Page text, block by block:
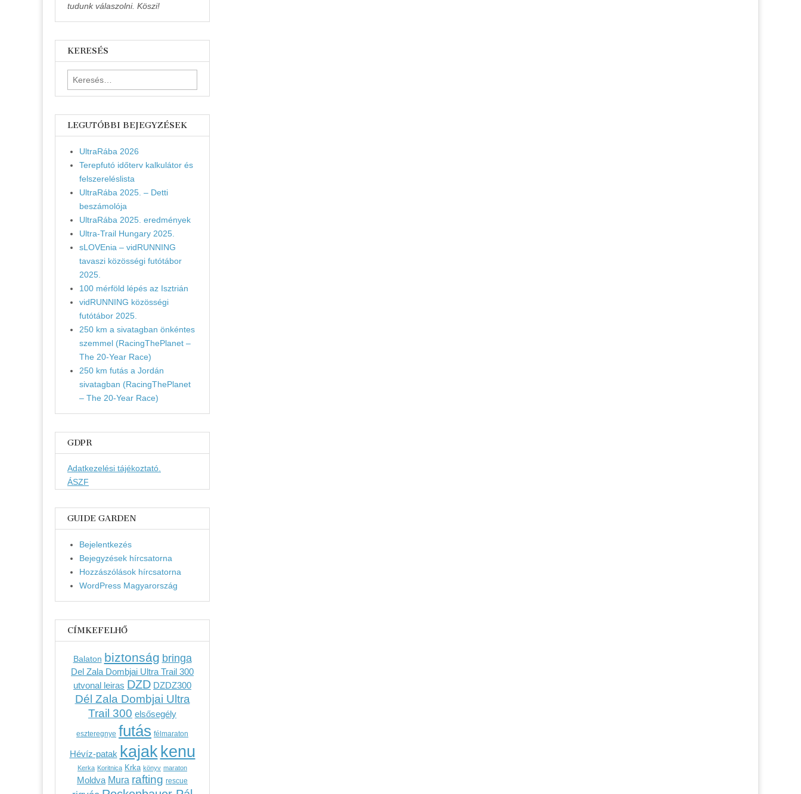
tudunk válaszolni. Köszi!
KERESÉS
Keresés:
LEGUTÓBBI BEJEGYZÉSEK
UltraRába 2026
Terepfutó időterv kalkulátor és
felszereléslista
UltraRába 2025. – Detti
beszámolója
UltraRába 2025. eredmények
Ultra-Trail Hungary 2025.
sLOVEnia – vidRUNNING
tavaszi közösségi futótábor
2025.
100 mérföld lépés az Isztrián
vidRUNNING közösségi
futótábor 2025.
250 km a sivatagban önkéntes
szemmel (RacingThePlanet –
The 20-Year Race)
250 km futás a Jordán
sivatagban (RacingThePlanet
– The 20-Year Race)
GDPR
Adatkezelési tájékoztató.
ÁSZF
GUIDE GARDEN
Bejelentkezés
Bejegyzések hírcsatorna
Hozzászólások hírcsatorna
WordPress Magyarország
CÍMKEFELHŐ
Balaton biztonság bringa
Del Zala Dombjai Ultra Trail 300
utvonal leiras DZD DZDZ300
Dél Zala Dombjai Ultra
Trail 300 elsősegély
eszteregnye futás félmaraton
Hévíz-patak kajak kenu
Kerka Koritnica Krka könyv maraton
Moldva Mura rafting rescue